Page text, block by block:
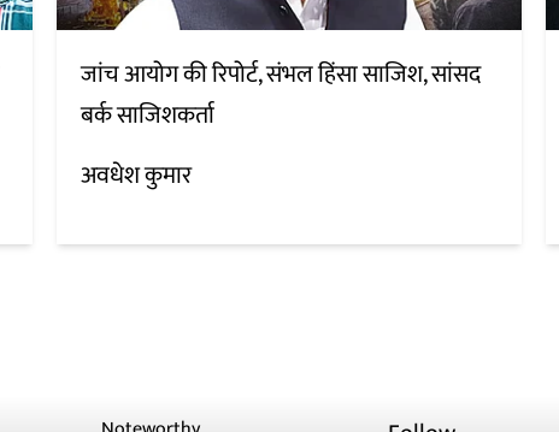
जांच आयोग की रिपोर्ट, संभल हिंसा साजिश, सांसद
बर्क साजिशकर्ता
अवधेश कुमार